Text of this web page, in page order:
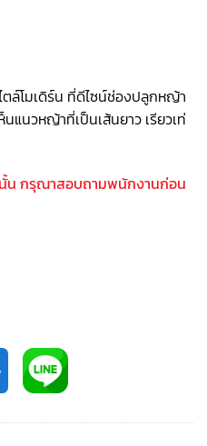
ล์โมเดิร์น ที่ดีไซน์ช่องปลูกหญ้า
นแนวหญ้าที่เป็นเส้นยาว เรียวเท่
น กรุณาสอบถามพนักงานก่อน